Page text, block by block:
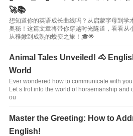
🚀📚
想知道你的英语成长曲线吗？从启蒙字母到学
奥秘！这篇文章将带你穿越时光隧道，看看从
从稚嫩到成熟的蜕变之旅！🎓🌟
Animal Tales Unveiled! 🐴
World
Ever wondered how to communicate with
Let s trot into the world of horsemanship and
ou
Master the Greeting: How to
English!